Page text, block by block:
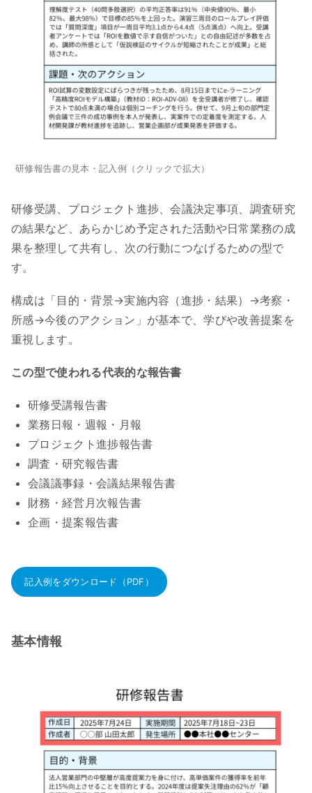
研修報告書の見本・記入例（クリックで拡大）
研修受講、プロジェクト進捗、会議決定事項、調査研究
の結果など、あらかじめ予定された活動や日常業務の成
果を整理して共有し、次の行動につなげるための型で
す。
構成は「目的・背景→実施内容（進捗・結果）→考察・
所感→今後のアクション」が基本で、学びや改善提案を
重視します。
この型で使われる代表的な報告書
研修受講報告書
業務日報・週報・月報
プロジェクト進捗報告書
調査・研究報告書
会議議事録・会議結果報告書
財務・経営月次報告書
企画・提案報告書
記入例をダウンロード（PDF）
基本情報